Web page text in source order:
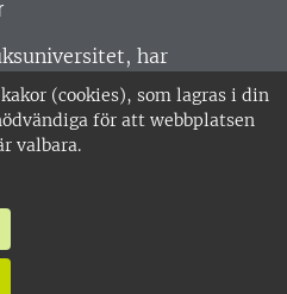
(cookies), som lagras i din
för att webbplatsen
valbara.
har
Sverige. Huvudorter är
SLU är
14001. •
202100-2817 •
av